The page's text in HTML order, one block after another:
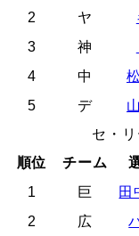
2 ヤ
3
神
4
中
5
デ
セ・
順位
チーム
1
巨 田
2
広